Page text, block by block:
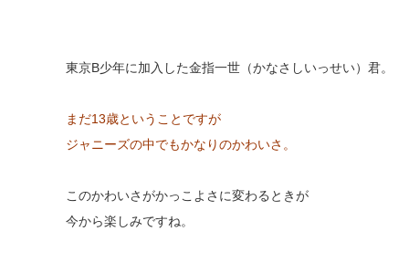
東京B少年に加入した金指一世（かなさしいっせい）君。
まだ13歳ということですが
ジャニーズの中でもかなりのかわいさ。
このかわいさがかっこよさに変わるときが
今から楽しみですね。